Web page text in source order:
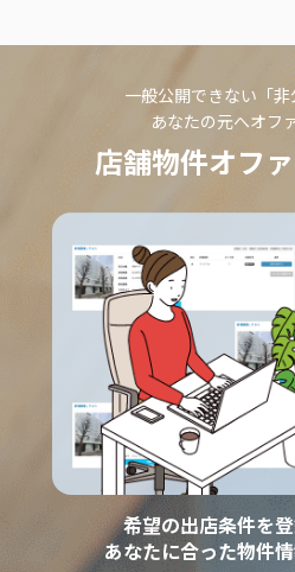
一般公開できない「非
あなたの元へオフ
店舗物件オフ
希望の出店条件を
あなたに合った物件